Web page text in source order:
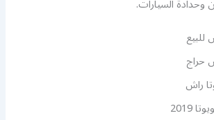
السيارات.
للبيع
حراج
راش
2019